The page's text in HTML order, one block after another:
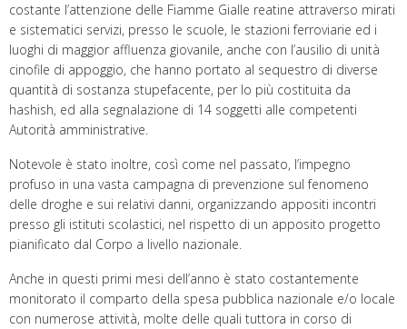
costante l’attenzione delle Fiamme Gialle reatine attraverso mirati
e sistematici servizi, presso le scuole, le stazioni ferroviarie ed i
luoghi di maggior affluenza giovanile, anche con l’ausilio di unità
cinofile di appoggio, che hanno portato al sequestro di diverse
quantità di sostanza stupefacente, per lo più costituita da
hashish, ed alla segnalazione di 14 soggetti alle competenti
Autorità amministrative.
Notevole è stato inoltre, così come nel passato, l’impegno
profuso in una vasta campagna di prevenzione sul fenomeno
delle droghe e sui relativi danni, organizzando appositi incontri
presso gli istituti scolastici, nel rispetto di un apposito progetto
pianificato dal Corpo a livello nazionale.
Anche in questi primi mesi dell’anno è stato costantemente
monitorato il comparto della spesa pubblica nazionale e/o locale
con numerose attività, molte delle quali tuttora in corso di